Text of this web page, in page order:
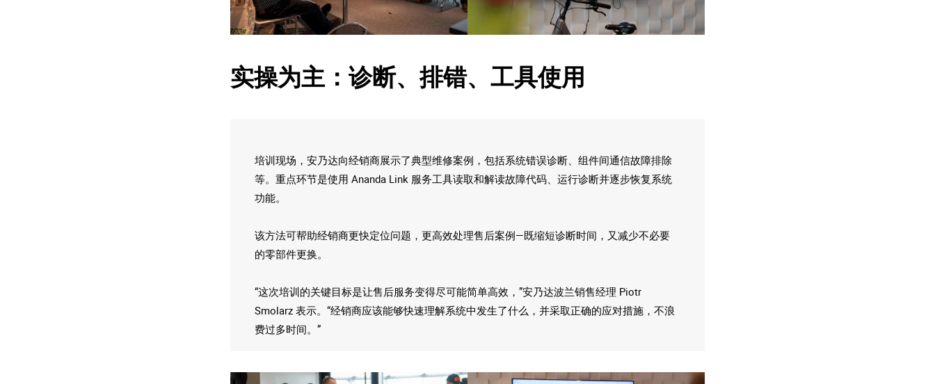
实操为主：诊断、排错、工具使用
培训现场，安乃达向经销商展示了典型维修案例，包括系统错误诊断、组件间通信故障排除
等。重点环节是使用 Ananda Link 服务工具读取和解读故障代码、运行诊断并逐步恢复系统
功能。
该方法可帮助经销商更快定位问题，更高效处理售后案例—既缩短诊断时间，又减少不必要
的零部件更换。
“这次培训的关键目标是让售后服务变得尽可能简单高效，”安乃达波兰销售经理 Piotr
Smolarz 表示。“经销商应该能够快速理解系统中发生了什么，并采取正确的应对措施，不浪
费过多时间。”